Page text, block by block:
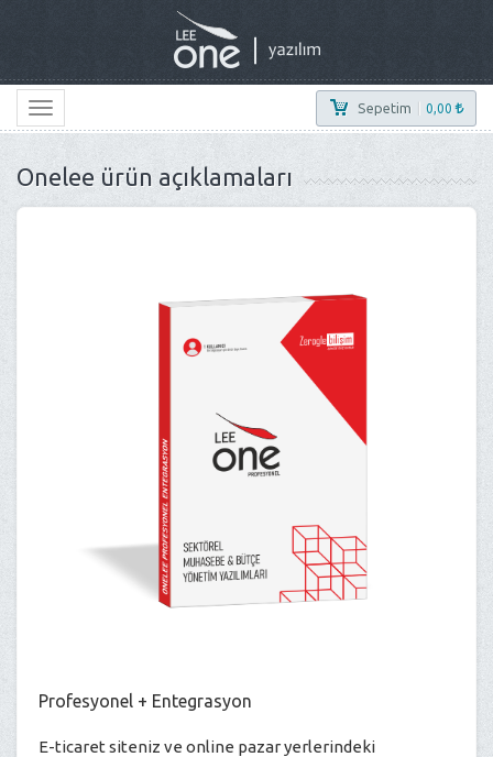
Sepetim 0,00
Onelee ürün açıklamaları
Profesyonel + Entegrasyon
E-ticaret siteniz ve online pazar yerlerindeki